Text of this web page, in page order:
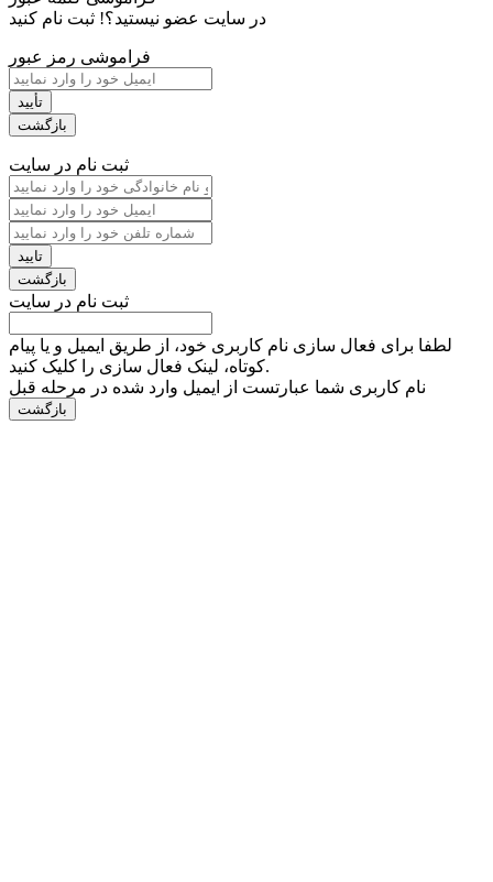
در سایت عضو نیستید؟! ثبت نام کنید
فراموشی رمز عبور
ثبت نام در سایت
ثبت نام در سایت
لطفا برای فعال سازی نام کاربری خود، از طریق ایمیل و یا پیام
کوتاه، لینک فعال سازی را کلیک کنید.
نام کاربری شما عبارتست از ایمیل وارد شده در مرحله قبل